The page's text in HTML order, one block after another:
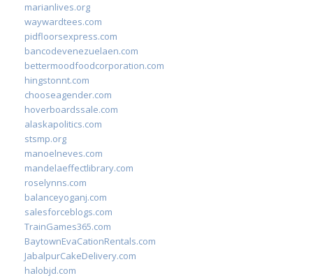
marianlives.org
waywardtees.com
pidfloorsexpress.com
bancodevenezuelaen.com
bettermoodfoodcorporation.com
hingstonnt.com
chooseagender.com
hoverboardssale.com
alaskapolitics.com
stsmp.org
manoelneves.com
mandelaeffectlibrary.com
roselynns.com
balanceyoganj.com
salesforceblogs.com
TrainGames365.com
BaytownEvaCationRentals.com
JabalpurCakeDelivery.com
halobjd.com